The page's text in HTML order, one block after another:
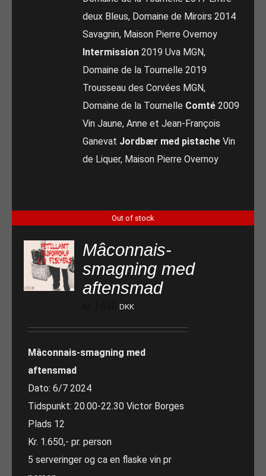
deux Bleus, Domaine de Miroirs 2014
Savagnin, Maison Pierre Overnoy
Intermission 2019 Uva MGN,
Domaine de la Tournelle 2019
Trousseau des Corvées MGN,
Domaine de la Tournelle Comté 2009
Vin Jaune, Anne et Jean-François
Ganevat Jordbær med pistache Vin
de Liquer, Maison Pierre Overnoy
Out of stock
Mâconnais-
smagning med
aftensmad
DKK
Mâconnais-smagning med
aftensmad
Dato: 6/7 2024
Tidspunkt: 20.00-22.30 Victor Borges
Plads 12
Kr. 1.650,- pr. person
5 serveringer og ca en flaske vin pr